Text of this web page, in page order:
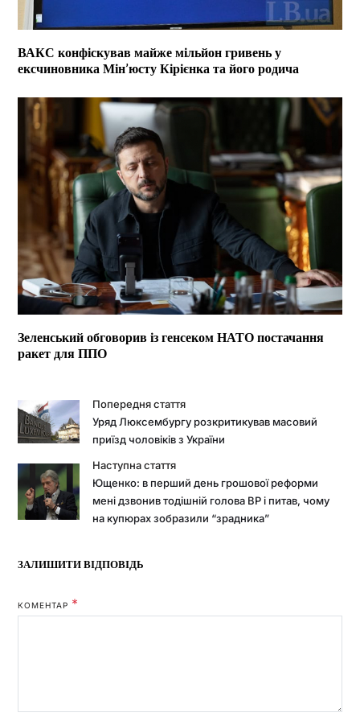
ВАКС конфіскував майже мільйон гривень у
ексчиновника Мін’юсту Кірієнка та його родича
Зеленський обговорив із генсеком НАТО постачання
ракет для ППО
Попередня стаття
Уряд Люксембургу розкритикував масовий
приїзд чоловіків з України
Наступна стаття
Ющенко: в перший день грошової реформи
мені дзвонив тодішній голова ВР і питав, чому
на купюрах зобразили “зрадника”
ЗАЛИШИТИ ВІДПОВІДЬ
КОМЕНТАР *